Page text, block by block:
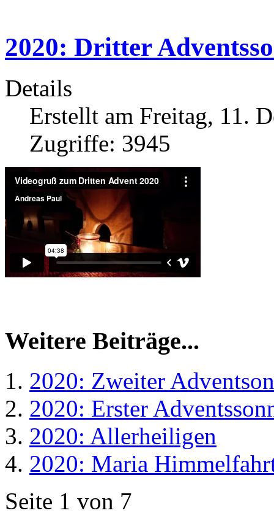
2020: Dritter
Details
Erstellt am Freitag, 11.
Zugriffe: 3945
Weitere Beiträge...
2020: Zweiter
2020: Erster
2020: Allerheiligen
2020: Maria
Seite 1 von 7